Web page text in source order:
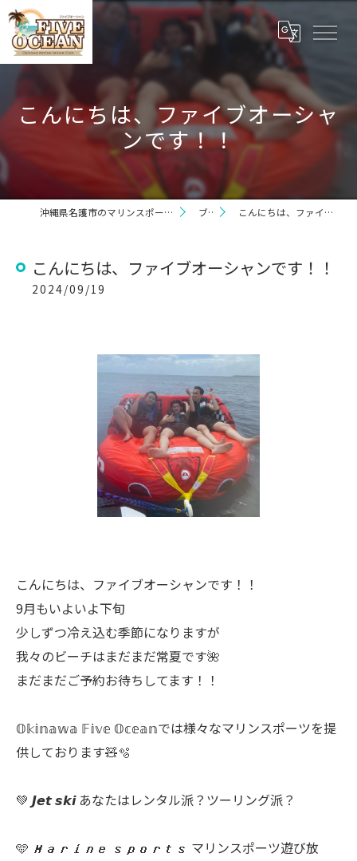
こんにちは、ファイブオーシャ
ンです！！
沖縄県名護市のマリンスポーツならファイブオーシャン ブログ こんにちは、ファイブオーシャンです！！
こんにちは、ファイブオーシャンです！！
2024/09/19
こんにちは、ファイブオーシャンです！！
9月もいよいよ下旬
少しずつ冷え込む季節になりますが
我々のビーチはまだまだ常夏です🌺
まだまだご予約お待ちしてます！！
𝕆𝕜𝕚𝕟𝕒𝕨𝕒 𝔽𝕚𝕧𝕖 𝕆𝕔𝕖𝕒𝕟では様々なマリンスポーツを提
供しております🧸🫧
💚 𝙅𝙚𝙩 𝙨𝙠𝙞 あなたはレンタル派？ツーリング派？
🩵 𝙈𝙖𝙧𝙞𝙣𝙚 𝙨𝙥𝙤𝙧𝙩𝙨 マリンスポーツ遊び放